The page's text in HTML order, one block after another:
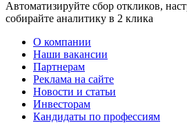
Автоматизируйте сбор откликов,
собирайте аналитику в 2 клика
О компании
Наши вакансии
Партнерам
Реклама на сайте
Новости и статьи
Инвесторам
Кандидаты по профессиям